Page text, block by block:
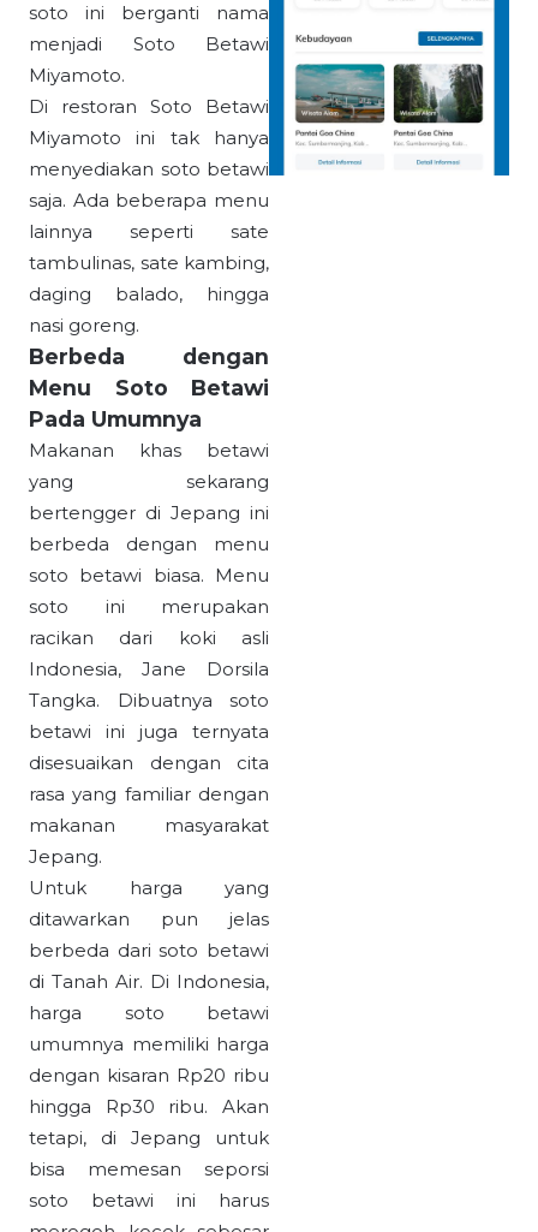
soto ini berganti nama
menjadi Soto Betawi
Miyamoto.
Di restoran Soto Betawi
Miyamoto ini tak hanya
menyediakan soto betawi
saja. Ada beberapa menu
lainnya seperti sate
tambulinas, sate kambing,
daging balado, hingga
nasi goreng.
Berbeda dengan
Menu Soto Betawi
Pada Umumnya
Makanan khas betawi
yang sekarang
bertengger di Jepang ini
berbeda dengan menu
soto betawi biasa. Menu
soto ini merupakan
racikan dari koki asli
Indonesia, Jane Dorsila
Tangka. Dibuatnya soto
betawi ini juga ternyata
disesuaikan dengan cita
rasa yang familiar dengan
makanan masyarakat
Jepang.
Untuk harga yang
ditawarkan pun jelas
berbeda dari soto betawi
di Tanah Air. Di Indonesia,
harga soto betawi
umumnya memiliki harga
dengan kisaran Rp20 ribu
hingga Rp30 ribu. Akan
tetapi, di Jepang untuk
bisa memesan seporsi
soto betawi ini harus